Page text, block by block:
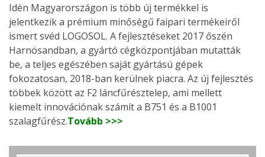
Idén Magyarországon is több új termékkel is
jelentkezik a prémium minőségű faipari termékeiről
ismert svéd LOGOSOL. A fejlesztéseket 2017 őszén
Harnösandban, a gyártó cégközpontjában mutatták
be, a teljes egészében saját gyártású gépek
fokozatosan, 2018-ban kerülnek piacra. Az új fejlesztés
többek között az F2 láncfűrésztelep, ami mellett
kiemelt innovációnak számít a B751 és a B1001
szalagfűrész.Tovább >>>